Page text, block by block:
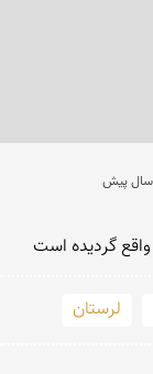
لرستان